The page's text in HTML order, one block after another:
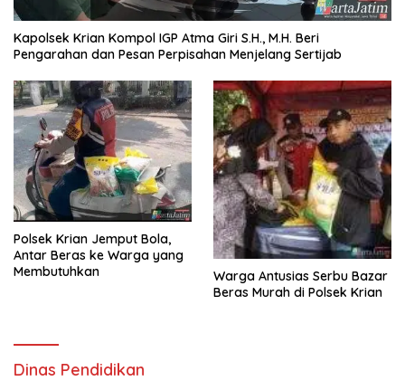
Kapolsek Krian Kompol IGP Atma Giri S.H., M.H. Beri
Pengarahan dan Pesan Perpisahan Menjelang Sertijab
Polsek Krian Jemput Bola,
Antar Beras ke Warga yang
Membutuhkan
Warga Antusias Serbu Bazar
Beras Murah di Polsek Krian
Dinas Pendidikan